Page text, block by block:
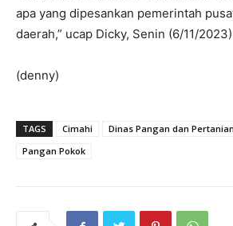
apa yang dipesankan pemerintah
daerah,” ucap Dicky, Senin (6/11/
(denny)
TAGS Cimahi Dinas Pangan dan Pertanian
Pangan Pokok